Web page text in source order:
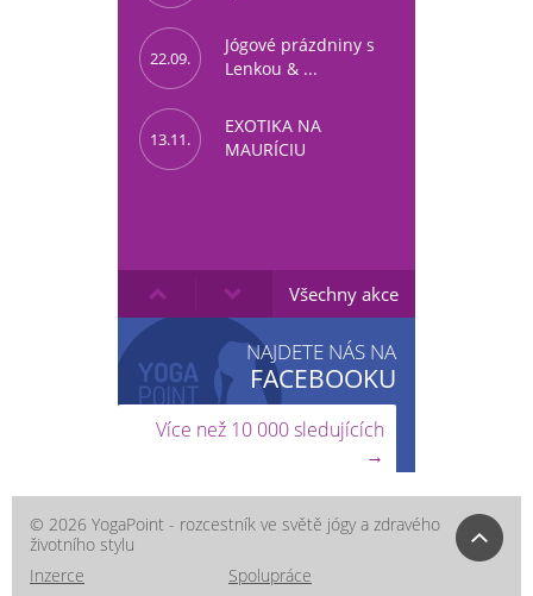
22.09.
Jógové prázdniny s
Lenkou & ...
13.11.
EXOTIKA NA
MAURÍCIU
Všechny akce
NAJDETE NÁS NA
FACEBOOKU
Více než 10 000 sledujících
→
© 2026 YogaPoint - rozcestník ve světě jógy a zdravého
životního stylu
Inzerce
Spolupráce